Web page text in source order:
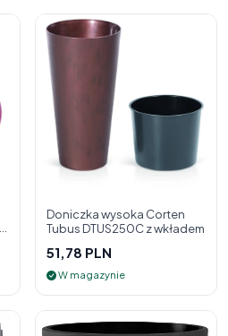
Doniczka wysoka Corten
Tubus DTUS250C z wkładem
51,78 PLN
W magazynie